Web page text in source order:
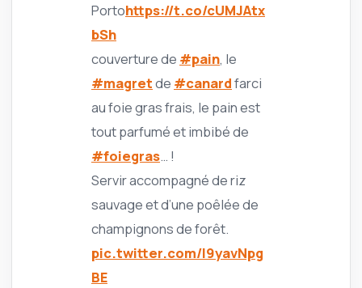
Portohttps://t.co/cUMJAtx
bSh
couverture de #pain, le
#magretde #canardfarci
au foie gras frais, le pain est
tout parfumé et imbibé de
#foiegras… !
Servir accompagné de riz
sauvage et d’une poêlée de
champignons de forêt.
pic.twitter.com/l9yavNpg
BE